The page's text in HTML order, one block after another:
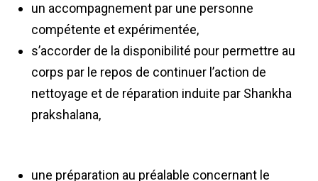
un accompagnement par une personne
compétente et expérimentée,
s’accorder de la disponibilité pour permettre au
corps par le repos de continuer l’action de
nettoyage et de réparation induite par Shankha
prakshalana,
une préparation au préalable concernant le